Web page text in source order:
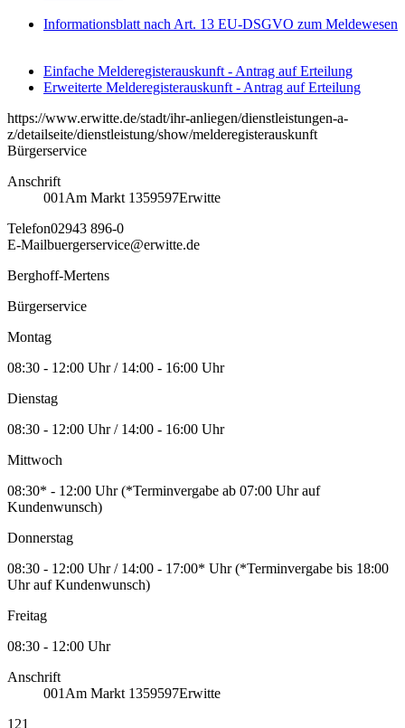
Informationsblatt nach Art. 13 EU-DSGVO zum Meldewesen
Einfache Melderegisterauskunft - Antrag auf Erteilung
Erweiterte Melderegisterauskunft - Antrag auf Erteilung
https://www.erwitte.de/stadt/ihr-anliegen/dienstleistungen-a-
z/detailseite/dienstleistung/show/melderegisterauskunft
Bürgerservice
Anschrift
001 Am Markt 1359597Erwitte
Telefon02943 896-0
E-Mailbuergerservice@erwitte.de
Berghoff-Mertens
Bürgerservice
Montag
08:30 - 12:00 Uhr / 14:00 - 16:00 Uhr
Dienstag
08:30 - 12:00 Uhr / 14:00 - 16:00 Uhr
Mittwoch
08:30* - 12:00 Uhr (*Terminvergabe ab 07:00 Uhr auf
Kundenwunsch)
Donnerstag
08:30 - 12:00 Uhr / 14:00 - 17:00* Uhr (*Terminvergabe bis 18:00
Uhr auf Kundenwunsch)
Freitag
08:30 - 12:00 Uhr
Anschrift
001 Am Markt 1359597Erwitte
121